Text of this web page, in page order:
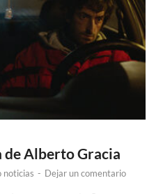
de Alberto Gracia
noticias - Dejar un comentario